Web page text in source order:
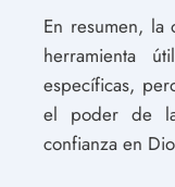
En resumen,
herramienta
específicas,
el poder de
confianza en